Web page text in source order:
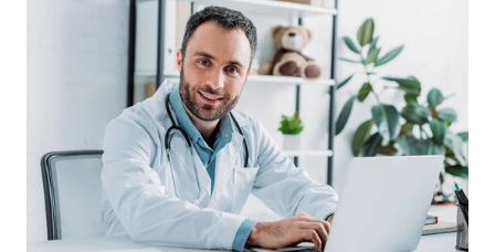
Mit dem ISMS hat sie die Gewähr,
dass sie die Security-Anforderungen
erfüllt.
Als Lebensversicherungs-Genossenschaft von
Ärzten für Ärzte orientiert sich die Versicherung
der Schweizer Ärzte an hohen Security-
Standards.